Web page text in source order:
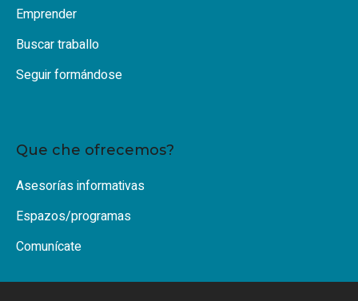
Emprender
Buscar traballo
Seguir formándose
Que che ofrecemos?
Asesorías informativas
Espazos/programas
Comunícate